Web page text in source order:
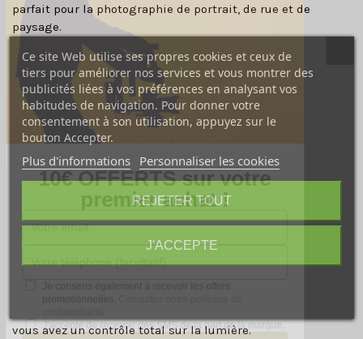
parfait pour la photographie de portrait, de rue et de
paysage.
Laconception optique minutieusede cet objectif garantit
une clarté et une netteté exceptionnelles, même sur les
bords de l'image. Il est capable de reproduire des couleurs
vives et réalistes, faisant ressortir chaque détail de vos
clichés. Sonouverture lumineuse de f/3,4
naturelqui sublime les portraits en isolant le sujet de
l'arrière-plan.
Lemoteur de mise au point linéaireassure unautofocus
rapide, silencieux et précis , vous permettant de capturer
créative grâce à la synchronisation du flash à toutes les
vous avez un contrôle total sur la lumière.
Ce site Web utilise ses propres cookies et ceux de
tiers pour améliorer nos services et vous montrer des
publicités liées à vos préférences en analysant vos
habitudes de navigation. Pour donner votre
consentement à son utilisation, appuyez sur le
bouton Accepter.
Plus d'informations Personnaliser les cookies
REJETER TOUT
J'ACCEPTE
10€ OFFERTS sur votre
premier achat !
Je consens également à recevoir les offres
promotionnelles.
J'accepte de recevoir des SMS de la part de la marque.